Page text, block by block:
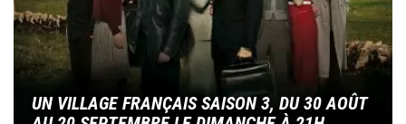
UN VILLAGE FRANÇAIS SAISON 3, DU 30 AOÛT